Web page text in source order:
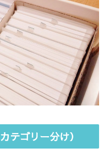
テゴリー分け）